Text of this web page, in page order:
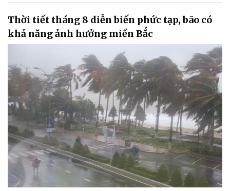
Thời tiết tháng 8 diễn biến phức tạp, bão có
khả năng ảnh hưởng miền Bắc